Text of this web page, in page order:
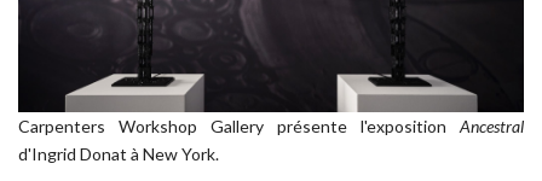
Carpenters Workshop Gallery présente l'exposition Ancestral
d'Ingrid Donat à New York.